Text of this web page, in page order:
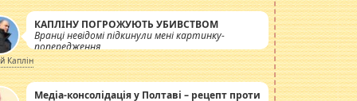
КАПЛІНУ ПОГРОЖУЮТЬ УБИВСТВОМ
Вранці невідомі підкинули мені картинку-
попередження
Каплін
Медіа-консолідація у Полтаві – рецепт проти